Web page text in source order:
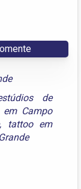
de
em Campo
tattoo em